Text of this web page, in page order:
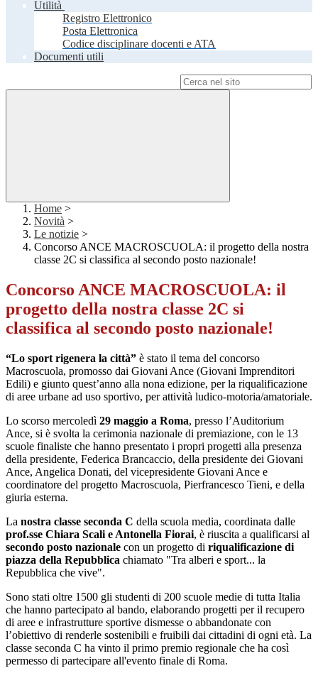
Utilità
Registro Elettronico
Posta Elettronica
Codice disciplinare docenti e ATA
Documenti utili
Home >
Novità >
Le notizie >
Concorso ANCE MACROSCUOLA: il progetto della nostra
classe 2C si classifica al secondo posto nazionale!
Concorso ANCE MACROSCUOLA: il
progetto della nostra classe 2C si
classifica al secondo posto nazionale!
“Lo sport rigenera la città” è stato il tema del concorso
Macroscuola, promosso dai Giovani Ance (Giovani Imprenditori
Edili) e giunto quest’anno alla nona edizione, per la riqualificazione
di aree urbane ad uso sportivo, per attività ludico-motoria/amatoriale.
Lo scorso mercoledì 29 maggio a Roma, presso l’Auditorium
Ance, si è svolta la cerimonia nazionale di premiazione, con le 13
scuole finaliste che hanno presentato i propri progetti alla presenza
della presidente, Federica Brancaccio, della presidente dei Giovani
Ance, Angelica Donati, del vicepresidente Giovani Ance e
coordinatore del progetto Macroscuola, Pierfrancesco Tieni, e della
giuria esterna.
La nostra classe seconda C della scuola media, coordinata dalle
prof.sse Chiara Scali e Antonella Fiorai, è riuscita a qualificarsi al
secondo posto nazionale con un progetto di riqualificazione di
piazza della Repubblica chiamato "Tra alberi e sport... la
Repubblica che vive".
Sono stati oltre 1500 gli studenti di 200 scuole medie di tutta Italia
che hanno partecipato al bando, elaborando progetti per il recupero
di aree e infrastrutture sportive dismesse o abbandonate con
l’obiettivo di renderle sostenibili e fruibili dai cittadini di ogni età. La
classe seconda C ha vinto il primo premio regionale che ha così
permesso di partecipare all'evento finale di Roma.